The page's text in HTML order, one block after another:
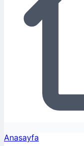
Anasayfa